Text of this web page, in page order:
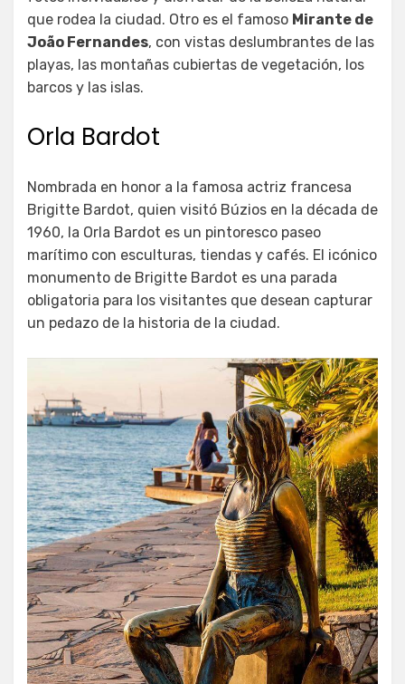
que rodea la ciudad. Otro es el famoso Mirante de
João Fernandes, con vistas deslumbrantes de las
playas, las montañas cubiertas de vegetación, los
barcos y las islas.
Orla Bardot
Nombrada en honor a la famosa actriz francesa
Brigitte Bardot, quien visitó Búzios en la década de
1960, la Orla Bardot es un pintoresco paseo
marítimo con esculturas, tiendas y cafés. El icónico
monumento de Brigitte Bardot es una parada
obligatoria para los visitantes que desean capturar
un pedazo de la historia de la ciudad.